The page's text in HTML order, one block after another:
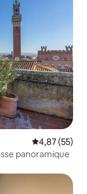
Note
4,87 (55)
panoramique